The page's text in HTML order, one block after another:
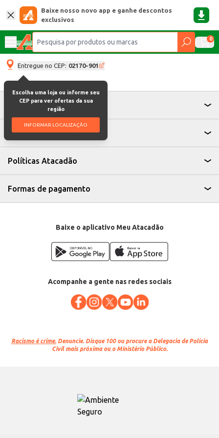
Baixe nosso novo app e ganhe descontos
exclusivos
0
Entregue no CEP: 02170-901
Escolha uma loja ou informe seu
CEP para ver ofertas da sua
região
INFORMAR LOCALIZAÇÃO
Atendimento
Institucional
Políticas Atacadão
Formas de pagamento
Baixe o aplicativo Meu Atacadão
Acompanhe a gente nas redes sociais
Racismo é crime. Denuncie. Disque 100 ou procure a Delegacia de Polícia
Civil mais próxima ou o Ministério Público.